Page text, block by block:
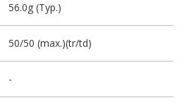
56.0g (Typ.)
50/50 (max.)(tr/td)
-